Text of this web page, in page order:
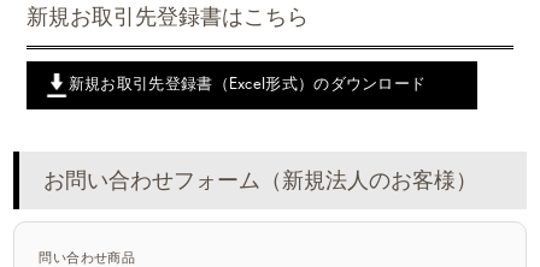
新規お取引先登録書はこちら
新規お取引先登録書（Excel形式）のダウンロード
お問い合わせフォーム（新規法人のお客様）
問い合わせ商品